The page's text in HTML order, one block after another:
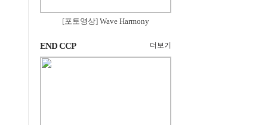
[포토영상] Wave Harmony
END CCP 더보기